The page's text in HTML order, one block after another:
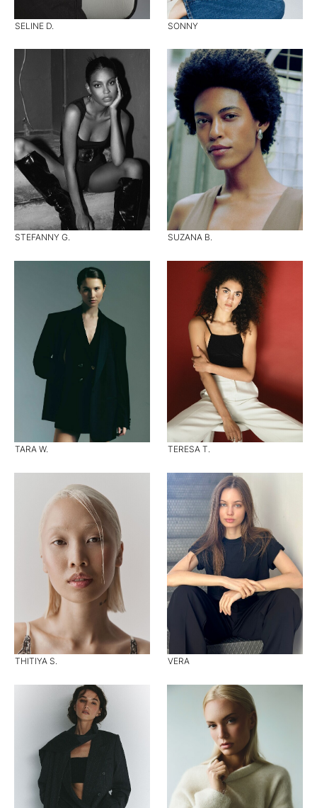
SELINE D. SONNY
STEFANNY G. SUZANA B.
TARA W. TERESA T.
THITIYA S. VERA